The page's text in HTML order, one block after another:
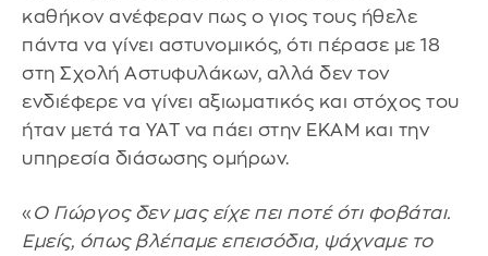
καθήκον ανέφεραν πως ο γιος τους ήθελε
πάντα να γίνει αστυνομικός, ότι πέρασε με 18
στη Σχολή Αστυφυλάκων, αλλά δεν τον
ενδιέφερε να γίνει αξιωματικός και στόχος του
ήταν μετά τα ΥΑΤ να πάει στην ΕΚΑΜ και την
υπηρεσία διάσωσης ομήρων.
« Ο Γιώργος δεν μας είχε πει ποτέ ότι φοβάται.
Εμείς, όπως βλέπαμε επεισόδια, ψάχναμε το